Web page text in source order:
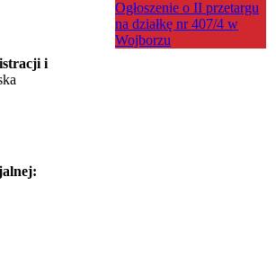
i
Ogłoszenie o II przetargu
na działkę nr 407/4 w
Wojborzu